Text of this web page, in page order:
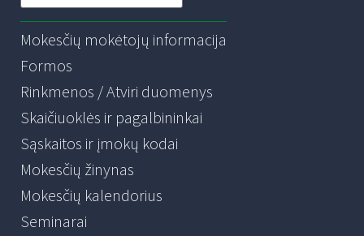
Mokesčių mokėtojų informacija
Formos
Rinkmenos / Atviri duomenys
Skaičiuoklės ir pagalbininkai
Sąskaitos ir įmokų kodai
Mokesčių žinynas
Mokesčių kalendorius
Seminarai